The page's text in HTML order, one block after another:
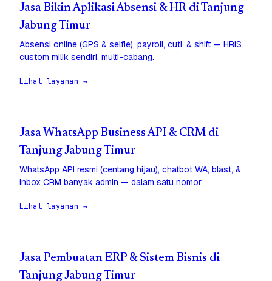
Jasa Bikin Aplikasi Absensi & HR di Tanjung
Jabung Timur
Absensi online (GPS & selfie), payroll, cuti, & shift — HRIS
custom milik sendiri, multi-cabang.
Lihat layanan →
Jasa WhatsApp Business API & CRM di
Tanjung Jabung Timur
WhatsApp API resmi (centang hijau), chatbot WA, blast, &
inbox CRM banyak admin — dalam satu nomor.
Lihat layanan →
Jasa Pembuatan ERP & Sistem Bisnis di
Tanjung Jabung Timur